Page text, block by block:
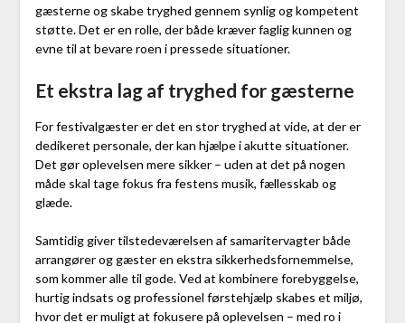
gæsterne og skabe tryghed gennem synlig og kompetent
støtte. Det er en rolle, der både kræver faglig kunnen og
evne til at bevare roen i pressede situationer.
Et ekstra lag af tryghed for gæsterne
For festivalgæster er det en stor tryghed at vide, at der er
dedikeret personale, der kan hjælpe i akutte situationer.
Det gør oplevelsen mere sikker – uden at det på nogen
måde skal tage fokus fra festens musik, fællesskab og
glæde.
Samtidig giver tilstedeværelsen af samaritervagter både
arrangører og gæster en ekstra sikkerhedsfornemmelse,
som kommer alle til gode. Ved at kombinere forebyggelse,
hurtig indsats og professionel førstehjælp skabes et miljø,
hvor det er muligt at fokusere på oplevelsen – med ro i